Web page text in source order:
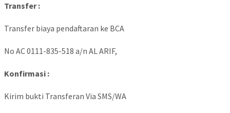
Transfer :
Transfer biaya pendaftaran ke BCA
No AC 0111-835-518 a/n AL ARIF,
Konfirmasi :
Kirim bukti Transferan Via SMS/WA